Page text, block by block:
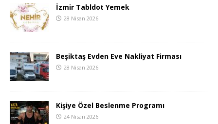
İzmir Tabldot Yemek
28 Nisan 2026
Beşiktaş Evden Eve Nakliyat Firması
28 Nisan 2026
Kişiye Özel Beslenme Programı
24 Nisan 2026